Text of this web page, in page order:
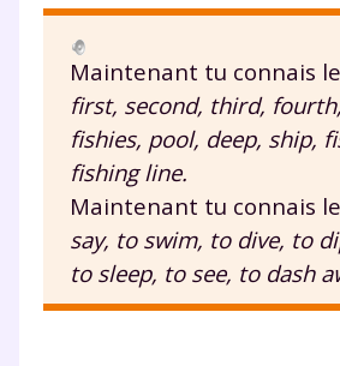
Maintenant tu connais
first, second, third,
fishies, pool, deep, ship,
fishingline.
Maintenant tu connais
say, to swim, to dive, to
to sleep, to see, to dash
Unespace dédié aux
Tout le programme
la Terminale
Des profs expérimentés
à la demande par tchat,
vidéo